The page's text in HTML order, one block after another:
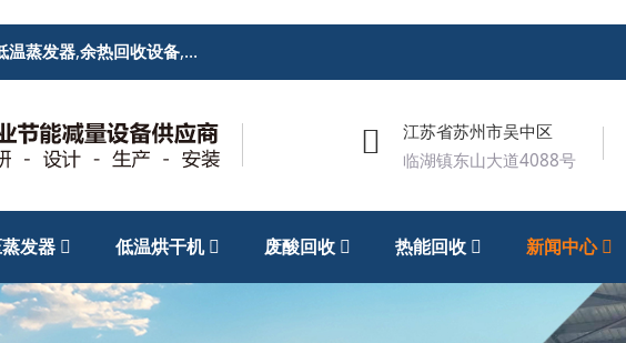
温蒸发器,余热回收设备,废酸回收处理设备
江苏省苏州市吴中区
临湖镇东山大道4088号
发器 低温烘干机 废酸回收 热能回收 新闻中心